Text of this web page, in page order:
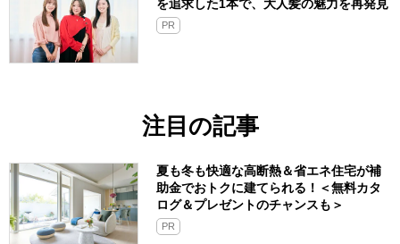
を追求した1本で、大人髪の魅力を再発見
PR
注目の記事
夏も冬も快適な高断熱＆省エネ住宅が補
助金でおトクに建てられる！＜無料カタ
ログ＆プレゼントのチャンスも＞
PR